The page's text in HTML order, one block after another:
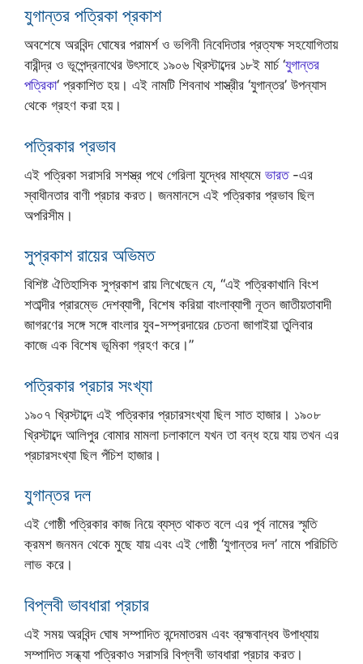
যুগান্তর পত্রিকা প্রকাশ
অবশেষে অরবিন্দ ঘোষের পরামর্শ ও ভগিনী নিবেদিতার প্রত্যক্ষ সহযোগিতায়
বারীন্দ্র ও ভূপেন্দ্রনাথের উৎসাহে ১৯০৬ খ্রিস্টাব্দের ১৮ই মার্চ ‘যুগান্তর
পত্রিকা‘ প্রকাশিত হয়। এই নামটি শিবনাথ শাস্ত্রীর ‘যুগান্তর’ উপন্যাস
থেকে গ্রহণ করা হয়।
পত্রিকার প্রভাব
এই পত্রিকা সরাসরি সশস্ত্র পথে গেরিলা যুদ্ধের মাধ্যমে ভারত-এর
স্বাধীনতার বাণী প্রচার করত। জনমানসে এই পত্রিকার প্রভাব ছিল
অপরিসীম।
সুপ্রকাশ রায়ের অভিমত
বিশিষ্ট ঐতিহাসিক সুপ্রকাশ রায় লিখেছেন যে, “এই পত্রিকাখানি বিংশ
শতাব্দীর প্রারম্ভে দেশব্যাপী, বিশেষ করিয়া বাংলাব্যাপী নূতন জাতীয়তাবাদী
জাগরণের সঙ্গে সঙ্গে বাংলার যুব-সম্প্রদায়ের চেতনা জাগাইয়া তুলিবার
কাজে এক বিশেষ ভূমিকা গ্রহণ করে।”
পত্রিকার প্রচার সংখ্যা
১৯০৭ খ্রিস্টাব্দে এই পত্রিকার প্রচারসংখ্যা ছিল সাত হাজার। ১৯০৮
খ্রিস্টাব্দে আলিপুর বোমার মামলা চলাকালে যখন তা বন্ধ হয়ে যায় তখন এর
প্রচারসংখ্যা ছিল পঁচিশ হাজার।
যুগান্তর দল
এই গোষ্ঠী পত্রিকার কাজ নিয়ে ব্যস্ত থাকত বলে এর পূর্ব নামের স্মৃতি
ক্রমশ জনমন থেকে মুছে যায় এবং এই গোষ্ঠী ‘যুগান্তর দল’ নামে পরিচিতি
লাভ করে।
বিপ্লবী ভাবধারা প্রচার
এই সময় অরবিন্দ ঘোষ সম্পাদিত বন্দেমাতরম এবং ব্রহ্মবান্ধব উপাধ্যায়
সম্পাদিত সন্ধ্যা পত্রিকাও সরাসরি বিপ্লবী ভাবধারা প্রচার করত।